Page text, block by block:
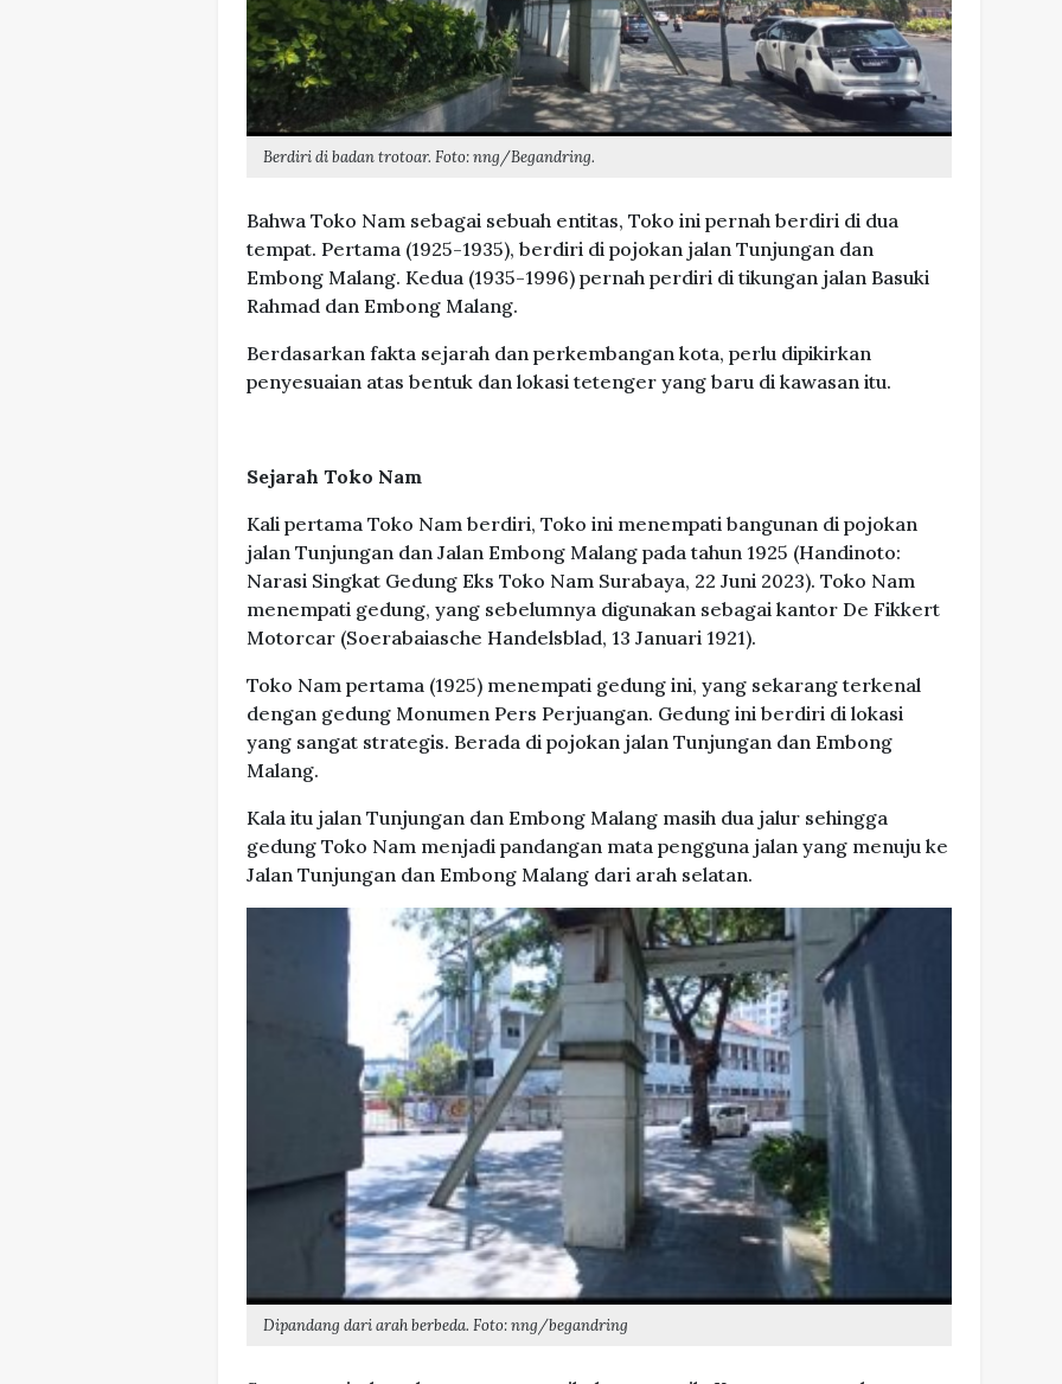
Berdiri di badan trotoar. Foto: nng/Begandring.
Bahwa Toko Nam sebagai sebuah entitas, Toko ini pernah berdiri di dua
tempat. Pertama (1925-1935), berdiri di pojokan jalan Tunjungan dan
Embong Malang. Kedua (1935-1996) pernah perdiri di tikungan jalan Basuki
Rahmad dan Embong Malang.
Berdasarkan fakta sejarah dan perkembangan kota, perlu dipikirkan
penyesuaian atas bentuk dan lokasi tetenger yang baru di kawasan itu.
Sejarah Toko Nam
Kali pertama Toko Nam berdiri, Toko ini menempati bangunan di pojokan
jalan Tunjungan dan Jalan Embong Malang pada tahun 1925 (Handinoto:
Narasi Singkat Gedung Eks Toko Nam Surabaya, 22 Juni 2023). Toko Nam
menempati gedung, yang sebelumnya digunakan sebagai kantor De Fikkert
Motorcar (Soerabaiasche Handelsblad, 13 Januari 1921).
Toko Nam pertama (1925) menempati gedung ini, yang sekarang terkenal
dengan gedung Monumen Pers Perjuangan. Gedung ini berdiri di lokasi
yang sangat strategis. Berada di pojokan jalan Tunjungan dan Embong
Malang.
Kala itu jalan Tunjungan dan Embong Malang masih dua jalur sehingga
gedung Toko Nam menjadi pandangan mata pengguna jalan yang menuju ke
Jalan Tunjungan dan Embong Malang dari arah selatan.
Dipandang dari arah berbeda. Foto: nng/begandring